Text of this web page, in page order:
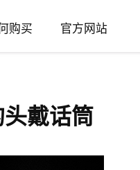
购买 官方网站
戴话筒